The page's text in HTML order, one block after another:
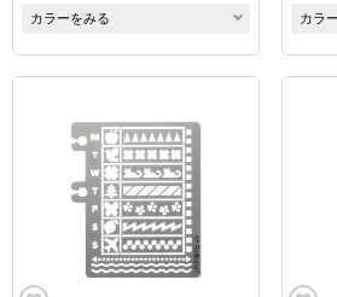
カラーをみる カラ